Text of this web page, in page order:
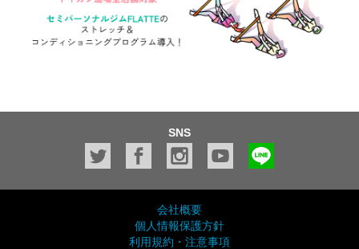
SNS
会社概要
個人情報保護方針
利用規約・注意事項